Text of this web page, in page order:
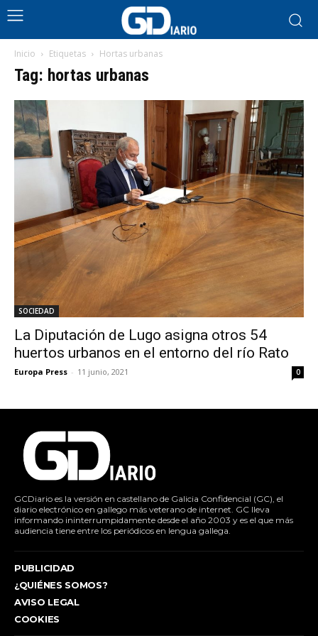
Inicio Etiquetas Hortas urbanas
Tag: hortas urbanas
SOCIEDAD
La Diputación de Lugo asigna otros 54
huertos urbanos en el entorno del río Rato
Europa Press - 11 junio, 2021 0
GCDiario es la versión en castellano de Galicia Confidencial (GC), el
diario electrónico en gallego más veterano de internet. GC lleva
informando ininterrumpidamente desde el año 2003 y es el que más
audiencia tiene entre los periódicos en lengua gallega.
PUBLICIDAD
¿QUIÉNES SOMOS?
AVISO LEGAL
COOKIES